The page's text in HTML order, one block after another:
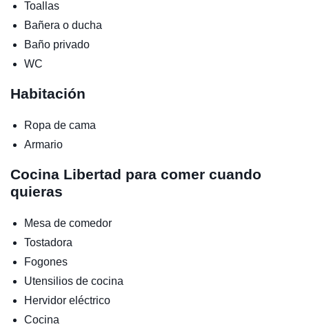
Toallas
Bañera o ducha
Baño privado
WC
Habitación
Ropa de cama
Armario
Cocina Libertad para comer cuando
quieras
Mesa de comedor
Tostadora
Fogones
Utensilios de cocina
Hervidor eléctrico
Cocina